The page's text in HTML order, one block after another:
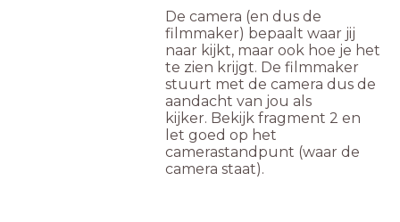
De camera (en dus de
filmmaker) bepaalt waar jij
naar kijkt, maar ook hoe je het
te zien krijgt. De filmmaker
stuurt met de camera dus de
aandacht van jou als
kijker. Bekijk fragment 2 en
let goed op het
camerastandpunt (waar de
camera staat).